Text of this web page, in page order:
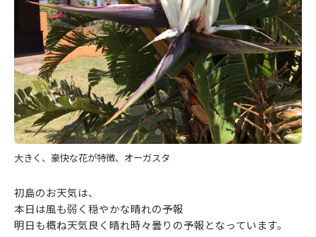
大きく、豪快な花が特徴、オーガスタ
初島のお天気は、
本日は風も弱く穏やかな晴れの予報
明日も概ね天気良く晴れ時々曇りの予報となっています。